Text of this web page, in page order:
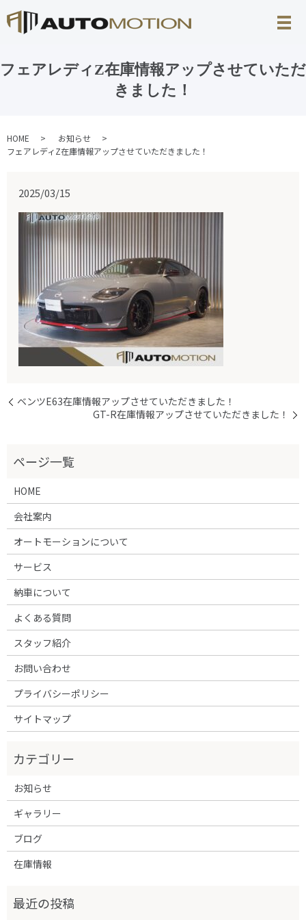
フェアレディZ在庫情報アップさせていただ
きました！
HOME
お知らせ
フェアレディZ在庫情報アップさせていただきました！
2025/03/15
ベンツE63在庫情報アップさせていただきました！
GT-R在庫情報アップさせていただきました！
HOME
会社案内
オートモーションについて
サービス
納車について
よくある質問
スタッフ紹介
お問い合わせ
プライバシーポリシー
サイトマップ
お知らせ
ギャラリー
ブログ
在庫情報